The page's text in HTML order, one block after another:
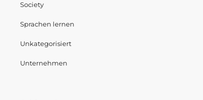
Society
Sprachen lernen
Unkategorisiert
Unternehmen